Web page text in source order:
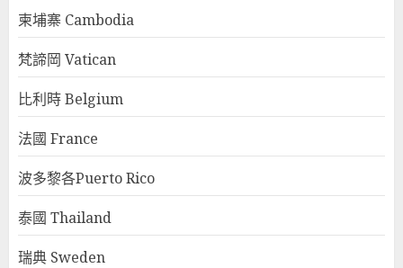
柬埔寨 Cambodia
梵諦岡 Vatican
比利時 Belgium
法國 France
波多黎各Puerto Rico
泰國 Thailand
瑞典 Sweden